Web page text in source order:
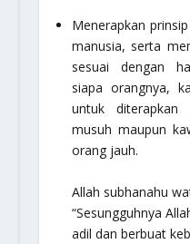
Menerapkan
manusia, serta
sesuai dengan
siapa orangnya,
untuk
musuh maupun
orang jauh.
Allah subhanahu
“Sesungguhnya
adil dan berbuat